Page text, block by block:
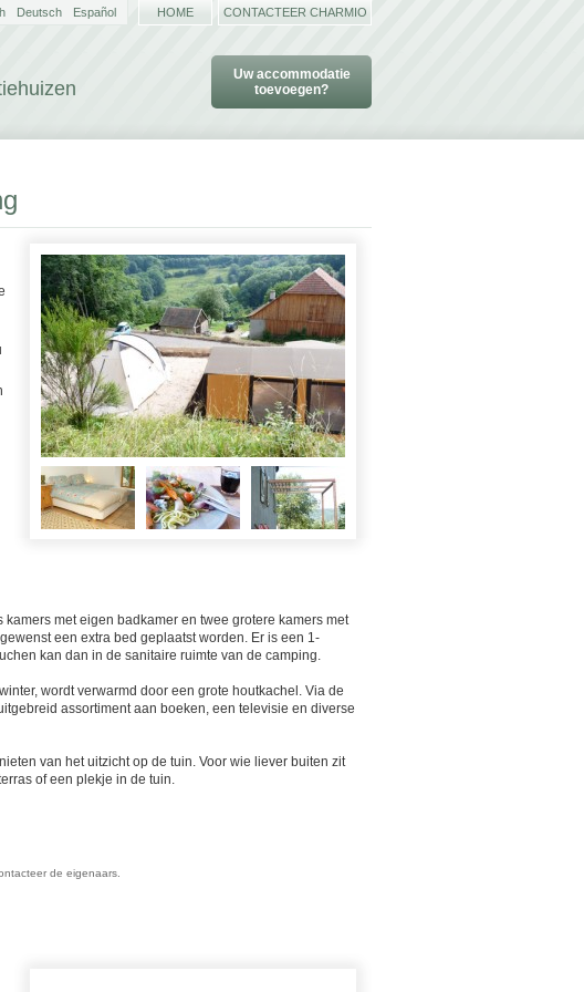
Uw accommodatie
toevoegen?
Deutsch Español HOME CONTACTEER CHARMIO
met eigen badkamer en twee grotere kamers met
een extra bed geplaatst worden. Er is een 1-
kan dan in de sanitaire ruimte van de camping.
wordt verwarmd door een grote houtkachel. Via de
assortiment aan boeken, een televisie en diverse
van het uitzicht op de tuin. Voor wie liever buiten zit
of een plekje in de tuin.
de eigenaars.